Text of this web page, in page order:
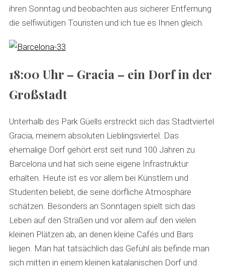
ihren Sonntag und beobachten aus sicherer Entfernung
die selfiwütigen Touristen und ich tue es Ihnen gleich.
18:00 Uhr – Gracia – ein Dorf in der
Großstadt
Unterhalb des Park Güells erstreckt sich das Stadtviertel
Gracia, meinem absoluten Lieblingsviertel. Das
ehemalige Dorf gehört erst seit rund 100 Jahren zu
Barcelona und hat sich seine eigene Infrastruktur
erhalten. Heute ist es vor allem bei Künstlern und
Studenten beliebt, die seine dörfliche Atmosphäre
schätzen. Besonders an Sonntagen spielt sich das
Leben auf den Straßen und vor allem auf den vielen
kleinen Plätzen ab, an denen kleine Cafés und Bars
liegen. Man hat tatsächlich das Gefühl als befinde man
sich mitten in einem kleinen katalanischen Dorf und
S
r
c
h
f